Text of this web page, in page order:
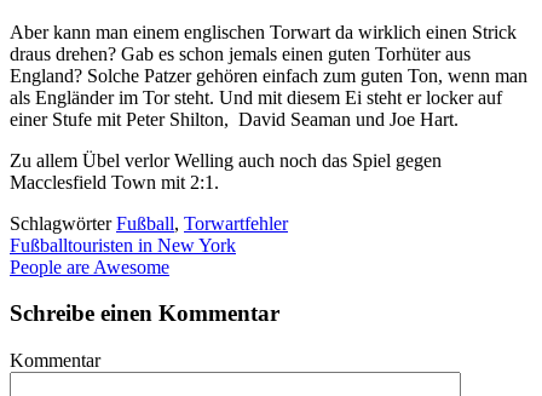
Aber kann man einem englischen Torwart da wirklich einen Strick
draus drehen? Gab es schon jemals einen guten Torhüter aus
England? Solche Patzer gehören einfach zum guten Ton, wenn man
als Engländer im Tor steht. Und mit diesem Ei steht er locker auf
einer Stufe mit Peter Shilton, David Seaman und Joe Hart.
Zu allem Übel verlor Welling auch noch das Spiel gegen
Macclesfield Town mit 2:1.
SchlagwörterFußball, Torwartfehler
Fußballtouristen in New York
People are Awesome
Schreibe einen Kommentar
Kommentar